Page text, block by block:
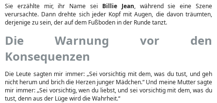
Sie erzählte mir, ihr Name sei Billie Jean, während sie eine Szene
verursachte. Dann drehte sich jeder Kopf mit Augen, die davon träumten,
derjenige zu sein, der auf dem Fußboden in der Runde tanzt.
Die Warnung vor den
Konsequenzen
Die Leute sagten mir immer: „Sei vorsichtig mit dem, was du tust, und geh
nicht herum und brich die Herzen junger Mädchen.“ Und meine Mutter sagte
mir immer: „Sei vorsichtig, wen du liebst, und sei vorsichtig mit dem, was du
tust, denn aus der Lüge wird die Wahrheit.“